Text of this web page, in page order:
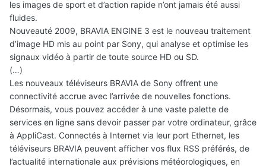
les images de sport et d’action rapide n’ont jamais été aussi
fluides.
Nouveauté 2009, BRAVIA ENGINE 3 est le nouveau traitement
d’image HD mis au point par Sony, qui analyse et optimise les
signaux vidéo à partir de toute source HD ou SD.
(…)
Les nouveaux téléviseurs BRAVIA de Sony offrent une
connectivité accrue avec l’arrivée de nouvelles fonctions.
Désormais, vous pouvez accéder à une vaste palette de
services en ligne sans devoir passer par votre ordinateur, grâce
à AppliCast. Connectés à Internet via leur port Ethernet, les
téléviseurs BRAVIA peuvent afficher vos flux RSS préférés, de
l’actualité internationale aux prévisions météorologiques, en